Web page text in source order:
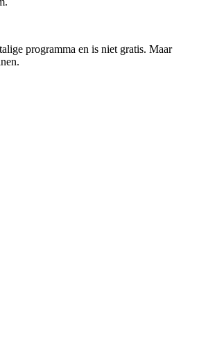
programma en is niet gratis. Maar